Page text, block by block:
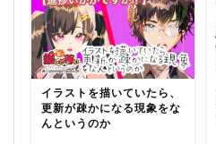
イラストを描いていたら、
更新が疎かになる現象をな
んというのか